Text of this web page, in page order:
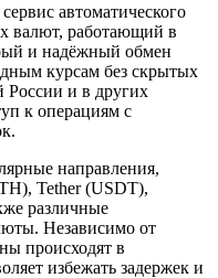
автоматического
валют, работающий в
и надёжный обмен
курсам без скрытых
России и в других
к операциям с
направления,
Tether (USDT),
различные
Независимо от
происходят в
избежать задержек и